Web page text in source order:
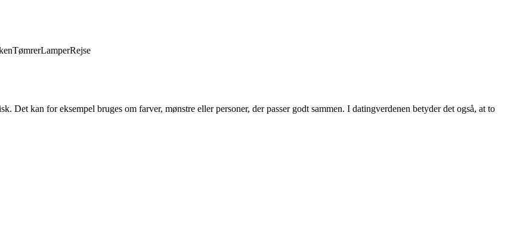
TømrerLamperRejse
Det kan for eksempel bruges om farver, mønstre eller personer, der passer godt sammen. I datingverdenen betyder det også, at to